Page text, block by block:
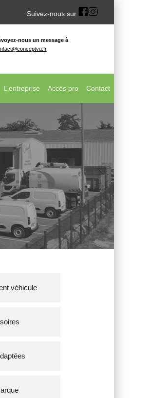
Suivez-nous sur
nous un message à
L'entreprise Accès pro Contact
véhicule